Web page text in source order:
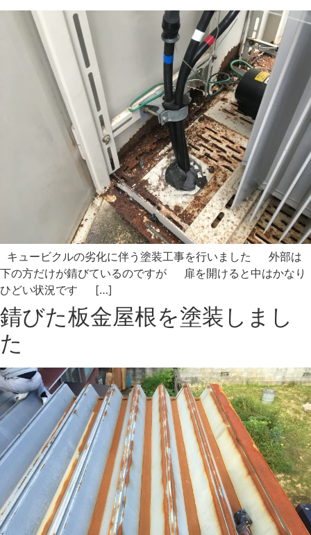
キュービクルの劣化に伴う塗装工事を行いました 外部は
下の方だけが錆びているのですが 扉を開けると中はかなり
ひどい状況です […]
錆びた板金屋根を塗装しまし
た